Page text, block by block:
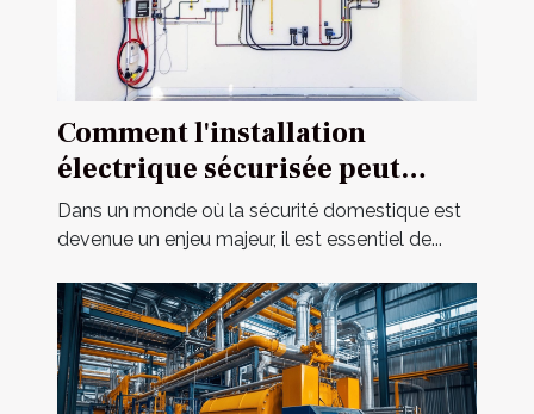
Comment l'installation
électrique sécurisée peut
améliorer votre habitat ?
Dans un monde où la sécurité domestique est
devenue un enjeu majeur, il est essentiel de...